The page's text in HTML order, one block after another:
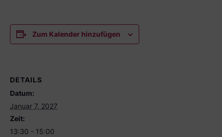
Zum Kalender hinzufügen
DETAILS
Datum:
Januar 7, 2027
Zeit:
13:30 - 15:00